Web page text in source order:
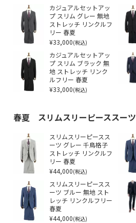
カジュアルセットアッ
プ スリム グレー 無地
ストレッチ リンクルフ
リー 春夏
¥33,000(税込)
カジュアルセットアッ
プ スリム ブラック 無
地 ストレッチ リンク
ルフリー 春夏
¥33,000(税込)
春夏 スリムスリーピーススーツ
スリムスリーピースス
ーツ グレー 千鳥格子
ストレッチ リンクルフ
リー 春夏
¥44,000(税込)
スリムスリーピースス
ーツ ブルー 無地 スト
レッチ リンクルフリー
春夏
¥44,000(税込)